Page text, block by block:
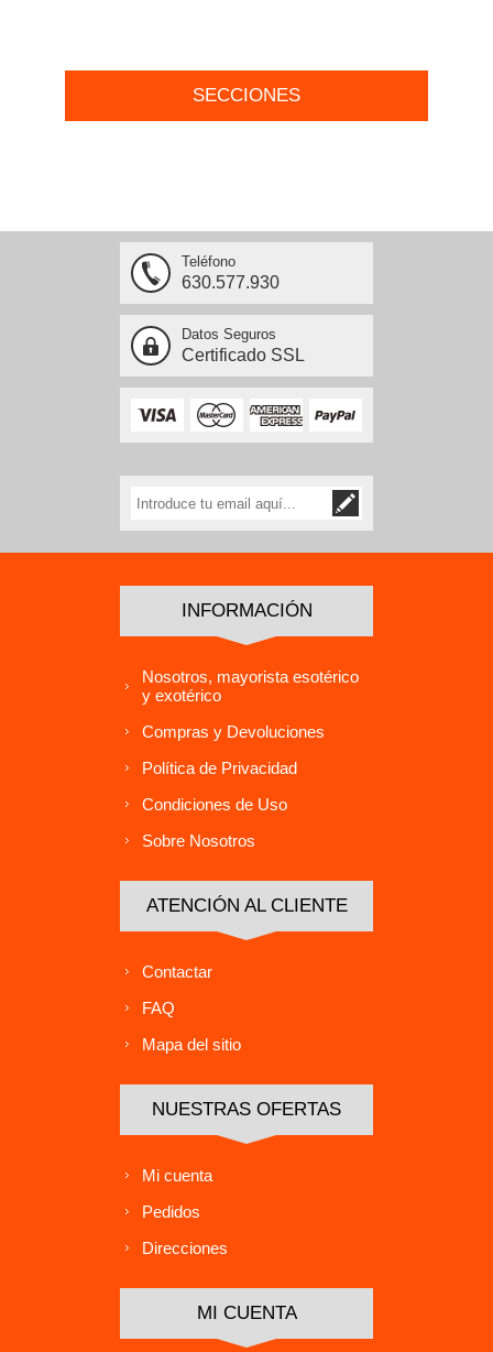
SECCIONES
Teléfono
630.577.930
Datos Seguros
Certificado SSL
INFORMACIÓN
Nosotros, mayorista esotérico
y exotérico
Compras y Devoluciones
Política de Privacidad
Condiciones de Uso
Sobre Nosotros
ATENCIÓN AL CLIENTE
Contactar
FAQ
Mapa del sitio
NUESTRAS OFERTAS
Mi cuenta
Pedidos
Direcciones
MI CUENTA